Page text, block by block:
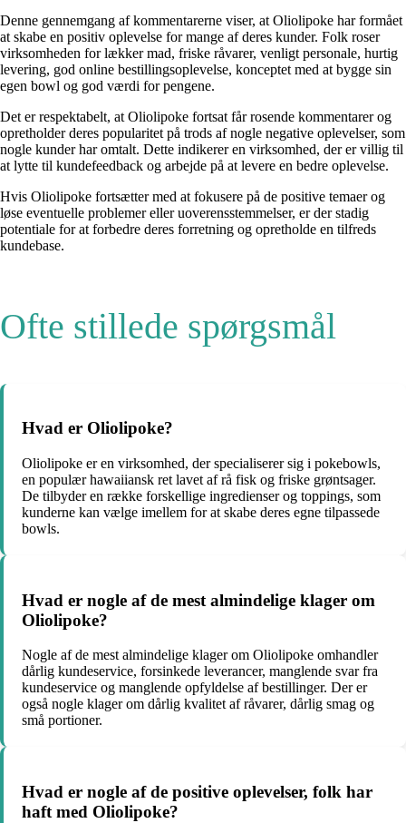
Denne gennemgang af kommentarerne viser, at Oliolipoke har formået
at skabe en positiv oplevelse for mange af deres kunder. Folk roser
virksomheden for lækker mad, friske råvarer, venligt personale, hurtig
levering, god online bestillingsoplevelse, konceptet med at bygge sin
egen bowl og god værdi for pengene.
Det er respektabelt, at Oliolipoke fortsat får rosende kommentarer og
opretholder deres popularitet på trods af nogle negative oplevelser, som
nogle kunder har omtalt. Dette indikerer en virksomhed, der er villig til
at lytte til kundefeedback og arbejde på at levere en bedre oplevelse.
Hvis Oliolipoke fortsætter med at fokusere på de positive temaer og
løse eventuelle problemer eller uoverensstemmelser, er der stadig
potentiale for at forbedre deres forretning og opretholde en tilfreds
kundebase.
Ofte stillede spørgsmål
Hvad er Oliolipoke?
Oliolipoke er en virksomhed, der specialiserer sig i pokebowls,
en populær hawaiiansk ret lavet af rå fisk og friske grøntsager.
De tilbyder en række forskellige ingredienser og toppings, som
kunderne kan vælge imellem for at skabe deres egne tilpassede
bowls.
Hvad er nogle af de mest almindelige klager om
Oliolipoke?
Nogle af de mest almindelige klager om Oliolipoke omhandler
dårlig kundeservice, forsinkede leverancer, manglende svar fra
kundeservice og manglende opfyldelse af bestillinger. Der er
også nogle klager om dårlig kvalitet af råvarer, dårlig smag og
små portioner.
Hvad er nogle af de positive oplevelser, folk har
haft med Oliolipoke?